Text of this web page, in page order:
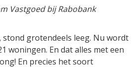
Vastgoed bij Rabobank
grotendeels leeg. Nu wordt
woningen. En dat alles met een
En precies het soort